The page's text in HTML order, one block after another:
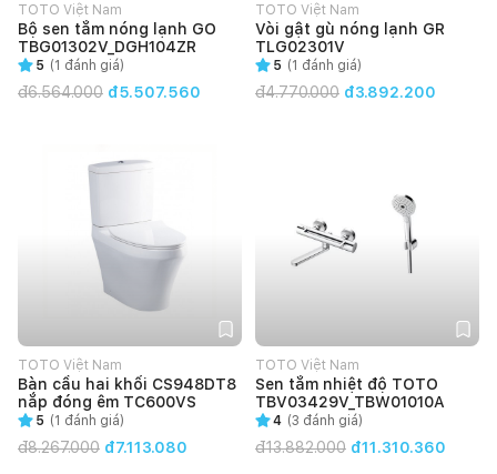
TOTO Việt Nam
Bộ sen tắm nóng lạnh GO
TBG01302V_DGH104ZR
5 (1 đánh giá)
đ6.564.000 đ5.507.560
TOTO Việt Nam
Vòi gật gù nóng lạnh GR
TLG02301V
5 (1 đánh giá)
đ4.770.000 đ3.892.200
TOTO Việt Nam
Bàn cầu hai khối CS948DT8
nắp đóng êm TC600VS
5 (1 đánh giá)
đ8.267.000 đ7.113.080
TOTO Việt Nam
Sen tắm nhiệt độ TOTO
TBV03429V_TBW01010A
4 (3 đánh giá)
đ13.882.000 đ11.310.360